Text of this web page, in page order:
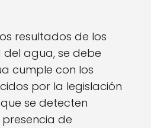
resultados de los
agua, se debe
cumple con los
por la legislación
se detecten
de